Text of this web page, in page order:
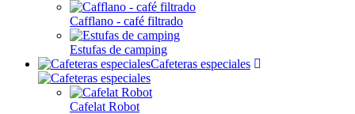
Cafflano - café filtrado
Estufas de camping
Cafeteras especiales
Cafelat Robot